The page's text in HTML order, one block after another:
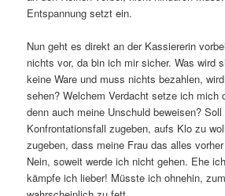
Entspannung setzt ein.
Nun geht es direkt an der Kassiererin
nichts vor, da bin ich mir sicher. Was wird
keine Ware und muss nichts bezahlen,
sehen? Welchem Verdacht setze ich mich
denn auch meine Unschuld beweisen?
Konfrontationsfall zugeben, aufs Klo zu
zugeben, dass meine Frau das alles
Nein, soweit werde ich nicht gehen. Ehe
kämpfe ich lieber! Müsste ich ohnehin,